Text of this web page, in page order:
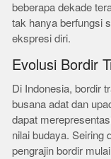
beberapa dekade
tak hanya berfungsi
ekspresi diri.
Evolusi Bordir
Di Indonesia, bordir
busana adat dan
dapat
nilai budaya. Seiring
pengrajin bordir